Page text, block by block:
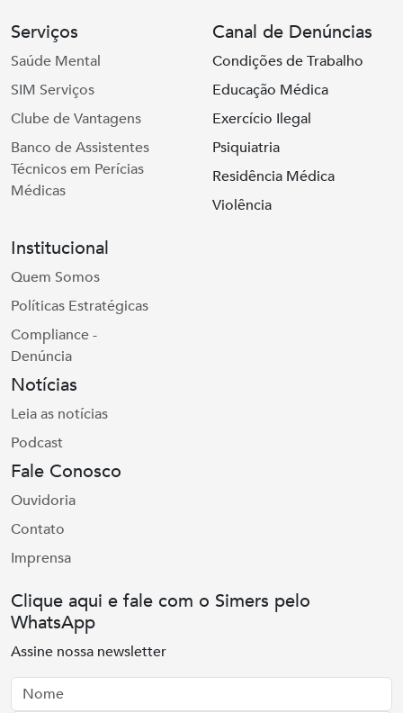
Serviços
Saúde Mental
SIM Serviços
Clube de Vantagens
Banco de Assistentes
Técnicos em Perícias
Médicas
Canal de Denúncias
Condições de Trabalho
Educação Médica
Exercício Ilegal
Psiquiatria
Residência Médica
Violência
Institucional
Quem Somos
Políticas Estratégicas
Compliance -
Denúncia
Notícias
Leia as notícias
Podcast
Fale Conosco
Ouvidoria
Contato
Imprensa
Clique aqui e fale com o Simers pelo
WhatsApp
Assine nossa newsletter
Nome
Email